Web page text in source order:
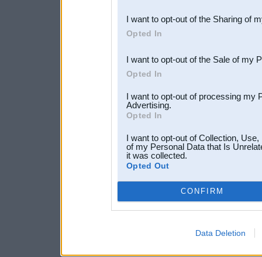
Downstream Participants
third parties.
I want to opt-out of the Sharing of
Opted In
I want to opt-out of the Sale of my
Opted In
I want to opt-out of processing my
Advertising.
Opted In
I want to opt-out of Collection,
of my Personal Data that Is
it was collected.
Opted Out
CONFIRM
Data Deletion